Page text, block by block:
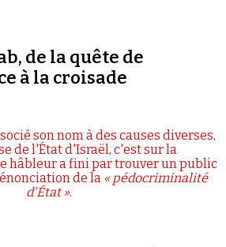
de la quête de
à la croisade
son nom à des causes diverses,
de l'État d'Israël, c'est sur la
hâbleur a fini par trouver un public
de la « pédocriminalité
d'État ».